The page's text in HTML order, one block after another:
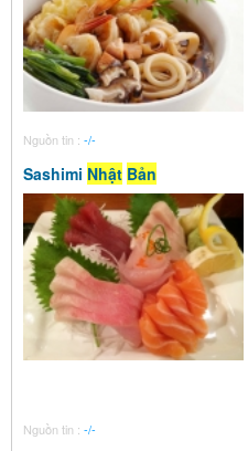
Nguồn tin : -/-
Sashimi Nhật Bản
Nguồn tin : -/-